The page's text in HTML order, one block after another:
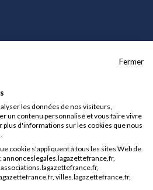
Fermer
les données de nos visiteurs,
un contenu personnalisé et vous faire vivre
plus d'informations sur les cookies que nous
cookie s'appliquent à tous les sites Web de
villes.lagazettefrance.fr,